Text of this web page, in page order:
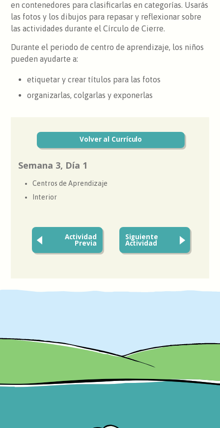
en contenedores para clasificarlas en categorías. Usarás
las fotos y los dibujos para repasar y reflexionar sobre
las actividades durante el Círculo de Cierre.
Durante el periodo de centro de aprendizaje, los niños
pueden ayudarte a:
etiquetar y crear títulos para las fotos
organizarlas, colgarlas y exponerlas
Volver al Currículo
Semana 3, Día 1
Centros de Aprendizaje
Interior
Actividad
Previa
Siguiente
Actividad